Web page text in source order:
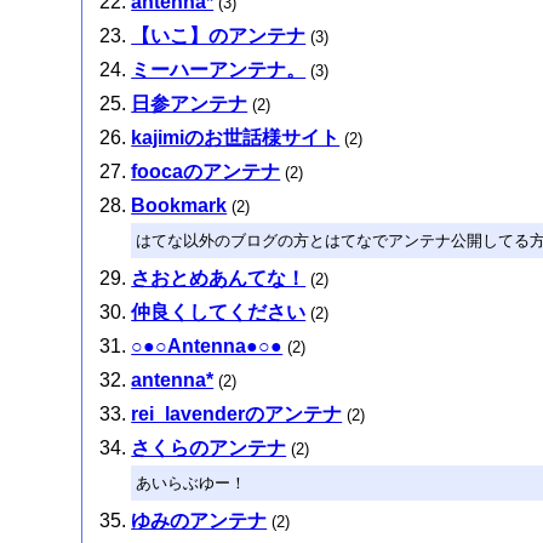
【いこ】のアンテナ (3)
ミーハーアンテナ。 (3)
日参アンテナ (2)
kajimiのお世話様サイト (2)
foocaのアンテナ (2)
Bookmark (2)
はてな以外のブログの方とはてなでアンテナ公開してる
さおとめあんてな！ (2)
仲良くしてください (2)
○●○Antenna●○● (2)
antenna* (2)
rei_lavenderのアンテナ (2)
さくらのアンテナ (2)
あいらぶゆー！
ゆみのアンテナ (2)